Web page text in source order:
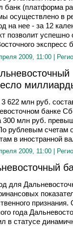
банк (платформа
осуществлено в
на нее - за 12
позволит
экспресс
2009, 11:00 |
622 млн руб.
банке
300 млн руб.
рублевым счетам
в иностранной
2009, 11:00 |
для
года
в статусе